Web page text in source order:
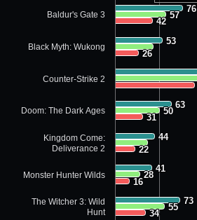
76
76
53
53
63
63
44
44
41
41
73
73
57
57
50
50
28
28
55
55
42
42
26
26
31
31
22
22
16
16
34
34
Baldur's Gate 3
Black Myth: Wukong
Counter-Strike 2
Doom: The Dark Ages
Kingdom Come:
Deliverance 2
Monster Hunter Wilds
The Witcher 3: Wild
Hunt